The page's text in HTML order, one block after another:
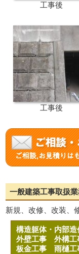
工事後
工事後
一般建築工事取扱
新規、改修、改装、
構造躯体・内部
外壁工事外構
板金工事雨樋